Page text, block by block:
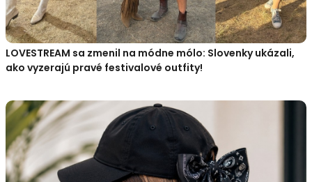
LOVESTREAM sa zmenil na módne mólo: Slovenky ukázali,
ako vyzerajú pravé festivalové outfity!